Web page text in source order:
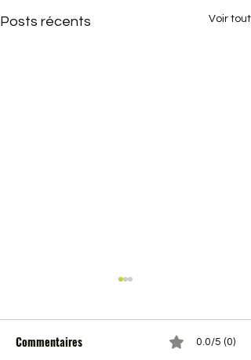
Posts récents Voir tout
Commentaires 0.0/5 (0)